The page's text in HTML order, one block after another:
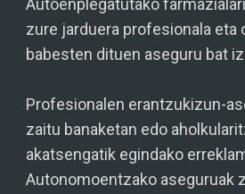
Autoenplegatutako
zure jarduera profesionala eta
babesten dituen aseguru bat
Profesionalen erantzukizun-
zaitu banaketan edo
akatsengatik egindako
Autonomoentzako aseguruak